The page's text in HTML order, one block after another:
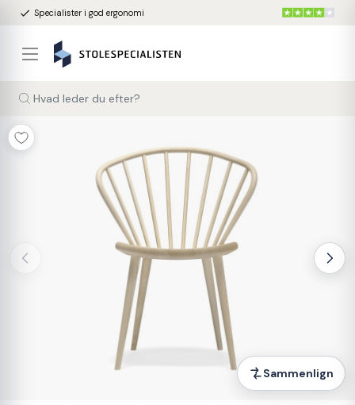
done Specialister i god ergonomi
Hvad leder du efter?
Sammenlign